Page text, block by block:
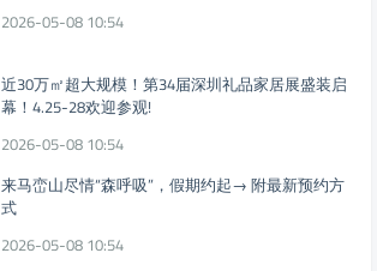
2026-05-08 10:54
近30万㎡超大规模！第34届深圳礼品家居展盛装启
幕！4.25-28欢迎参观!
2026-05-08 10:54
来马峦山尽情“森呼吸”，假期约起→ 附最新预约方
式
2026-05-08 10:54